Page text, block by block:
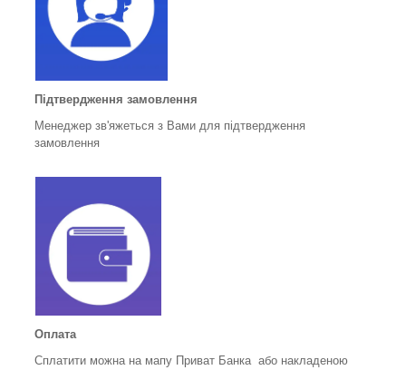
Підтвердження замовлення
Менеджер зв'яжеться з Вами для підтвердження
замовлення
Оплата
Сплатити можна на мапу Приват Банка або накладеною